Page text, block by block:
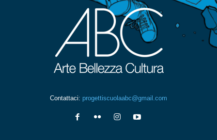
Contattaci: progettiscuolaabc@gmail.com